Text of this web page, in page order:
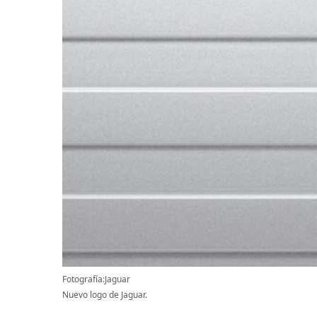
Fotografía:Jaguar
Nuevo logo de Jaguar.